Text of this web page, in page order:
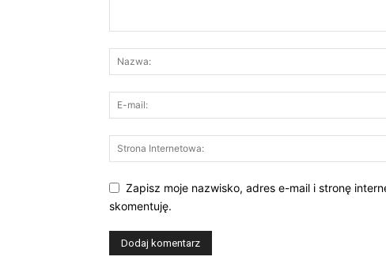
Zapisz moje nazwisko, adres e-mail i stronę
skomentuję.